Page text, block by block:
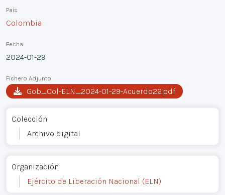
País
Colombia
Fecha
2024-01-29
Fichero Adjunto
Gob_Col-ELN_2024-01-29-Acuerdo22.pdf
Colección
Archivo digital
Organización
Ejército de Liberación Nacional (ELN)